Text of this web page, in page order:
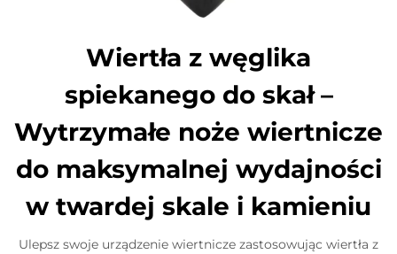
Wiertła z węglika
spiekanego do skał –
Wytrzymałe noże wiertnicze
do maksymalnej wydajności
w twardej skale i kamieniu
Ulepsz swoje urządzenie wiertnicze zastosowując wiertła z